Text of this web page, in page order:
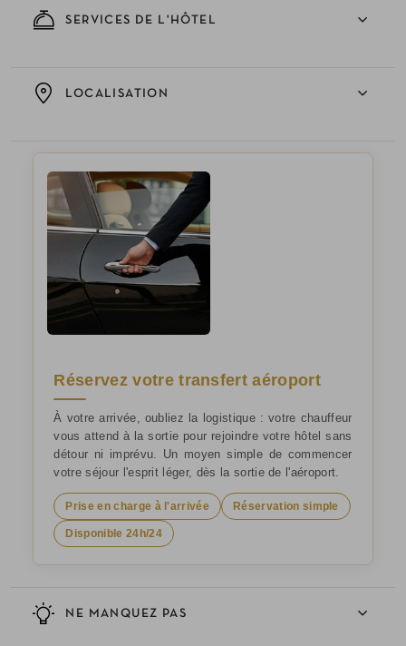
SERVICES DE L'HÔTEL
NE MANQUEZ PAS
LOCALISATION
Réservez votre transfert aéroport
À votre arrivée, oubliez la logistique : votre chauffeur
vous attend à la sortie pour rejoindre votre hôtel sans
détour ni imprévu. Un moyen simple de commencer
votre séjour l'esprit léger, dès la sortie de l'aéroport.
Prise en charge à l'arrivée Réservation simple
Disponible 24h/24